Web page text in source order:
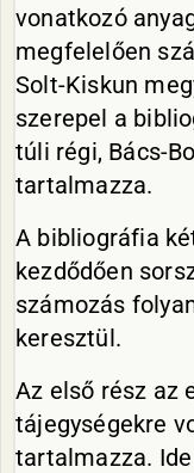
vonatkozó
megfelelően
Solt-Kiskun
szerepel a
túli régi, Bács-
tartalmazza.
A bibliográfia
kezdődően
számozás
keresztül.
Az első rész az
tájegységekre
tartalmazza.